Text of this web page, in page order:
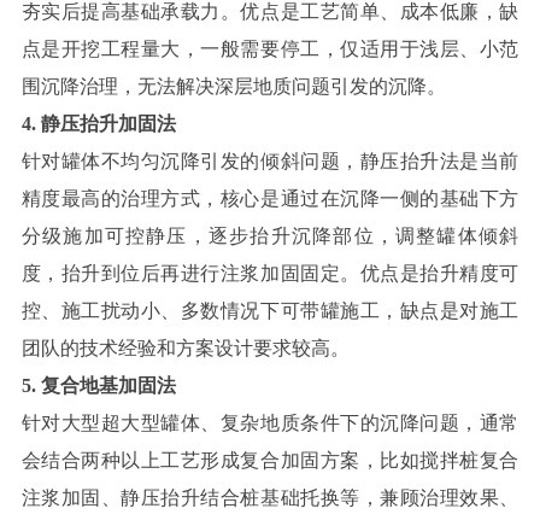
夯实后提高基础承载力。优点是工艺简单、成本低廉，缺
点是开挖工程量大，一般需要停工，仅适用于浅层、小范
围沉降治理，无法解决深层地质问题引发的沉降。
4. 静压抬升加固法
针对罐体不均匀沉降引发的倾斜问题，静压抬升法是当前
精度最高的治理方式，核心是通过在沉降一侧的基础下方
分级施加可控静压，逐步抬升沉降部位，调整罐体倾斜
度，抬升到位后再进行注浆加固固定。优点是抬升精度可
控、施工扰动小、多数情况下可带罐施工，缺点是对施工
团队的技术经验和方案设计要求较高。
5. 复合地基加固法
针对大型超大型罐体、复杂地质条件下的沉降问题，通常
会结合两种以上工艺形成复合加固方案，比如搅拌桩复合
注浆加固、静压抬升结合桩基础托换等，兼顾治理效果、